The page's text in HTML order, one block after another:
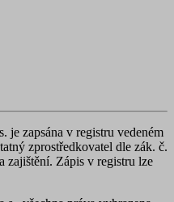
je zapsána v registru vedeném
zprostředkovatel dle zák. č.
zajištění. Zápis v registru lze